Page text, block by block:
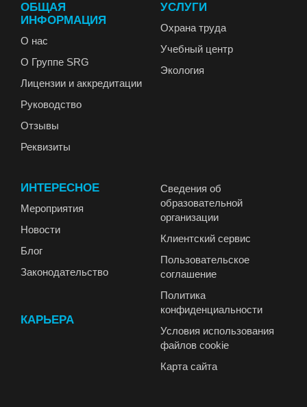
ОБЩАЯ
ИНФОРМАЦИЯ
О нас
О Группе SRG
Лицензии и аккредитации
Руководство
Отзывы
Реквизиты
УСЛУГИ
Охрана труда
Учебный центр
Экология
ИНТЕРЕСНОЕ
Мероприятия
Новости
Блог
Законодательство
КАРЬЕРА
Сведения об
образовательной
организации
Клиентский сервис
Пользовательское
соглашение
Политика
конфиденциальности
Условия использования
файлов cookie
Карта сайта